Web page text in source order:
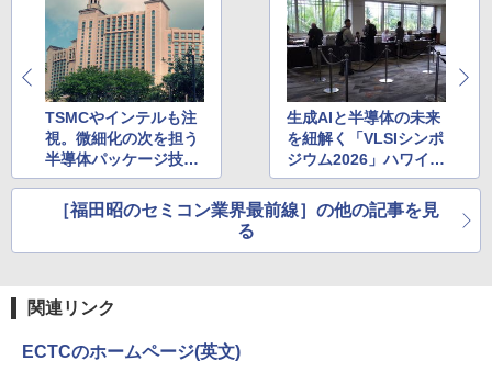
スーパーの裏でヤニ吸うふたり 9巻 (デジタル
版ビッグガンガンコミックス)
￥810
ONE PIECE モノクロ版 115 (ジャンプコミッ
クスDIGITAL)
TSMCやインテルも注
視。微細化の次を担う
半導体パッケージ技術
の最前線
生成AIと半導体の未来
を紐解く「VLSIシンポ
ジウム2026」ハワイで
開催
［福田昭のセミコン業界最前線］の他の記事を見
る
関連リンク
ECTCのホームページ(英文)